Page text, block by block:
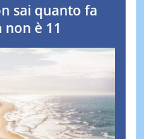
sai quanto fa
non è 11